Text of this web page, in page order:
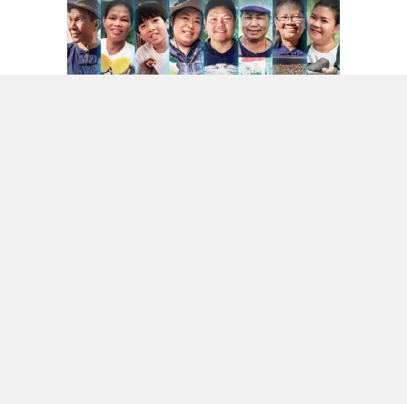
กลุ่มผู้ผลิตรถยนต์ข้ามชาติที่ใช้กลยุทธ์ผสมผสานระหว่างการนำ
เข้ารถยนต์สำเร็จรูปในระยะแรกและการลงทุนจัดตั้ง ฐานการ